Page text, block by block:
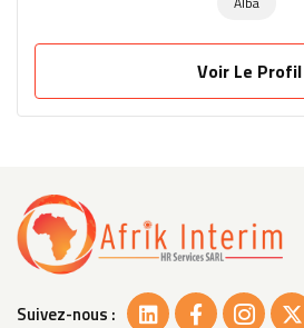
Voir Le Profil
Suivez-nous :